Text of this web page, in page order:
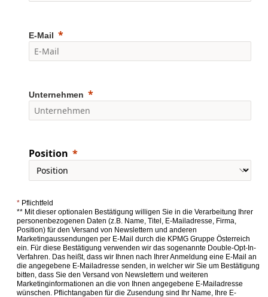
E-Mail
Unternehmen
Position
* Pflichtfeld
** Mit dieser optionalen Bestätigung willigen Sie in die Verarbeitung Ihrer
personenbezogenen Daten (z.B. Name, Titel, E-Mailadresse, Firma,
Position) für den Versand von Newslettern und anderen
Marketingaussendungen per E-Mail durch die KPMG Gruppe Österreich
ein. Für diese Bestätigung verwenden wir das sogenannte Double-Opt-In-
Verfahren. Das heißt, dass wir Ihnen nach Ihrer Anmeldung eine E-Mail an
die angegebene E-Mailadresse senden, in welcher wir Sie um Bestätigung
bitten, dass Sie den Versand von Newslettern und weiteren
Marketinginformationen an die von Ihnen angegebene E-Mailadresse
wünschen. Pflichtangaben für die Zusendung sind Ihr Name, Ihre E-